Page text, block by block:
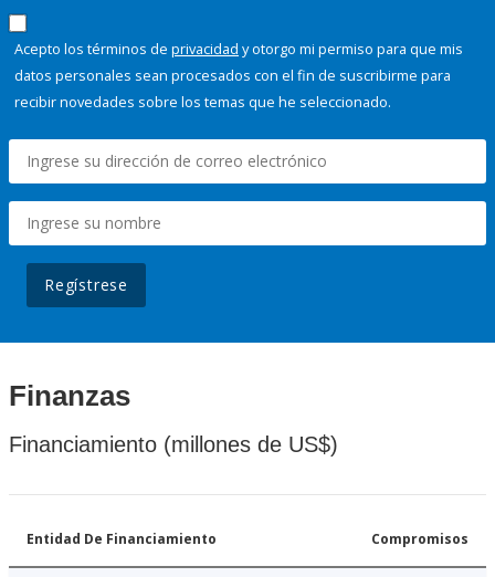
Acepto los términos de privacidad y otorgo mi permiso para que mis
datos personales sean procesados con el fin de suscribirme para
recibir novedades sobre los temas que he seleccionado.
Regístrese
Finanzas
Financiamiento (millones de US$)
Entidad De Financiamiento Compromisos